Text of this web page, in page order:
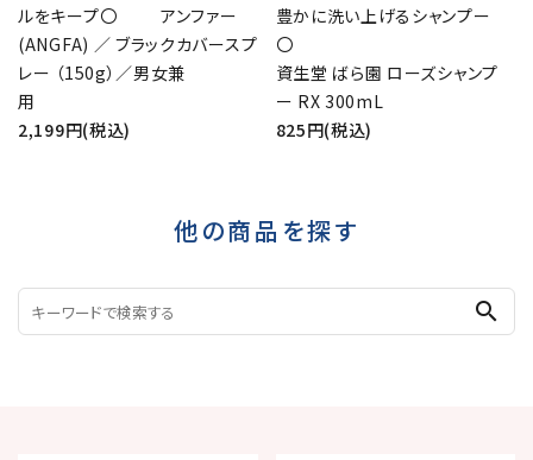
ルをキープ〇 アンファー
(ANGFA) ／ ブラックカバースプ
レー （150g）／男女兼
用
2,199円(税込)
豊かに洗い上げるシャンプー
資生堂 ばら園 ローズシャンプ
ー RX 300mL
825円(税込)
他の商品を探す
search